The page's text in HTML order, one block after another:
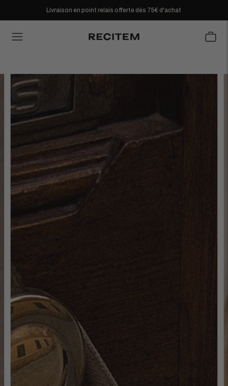
Livraison en point relais offerte dès 75€ d'achat